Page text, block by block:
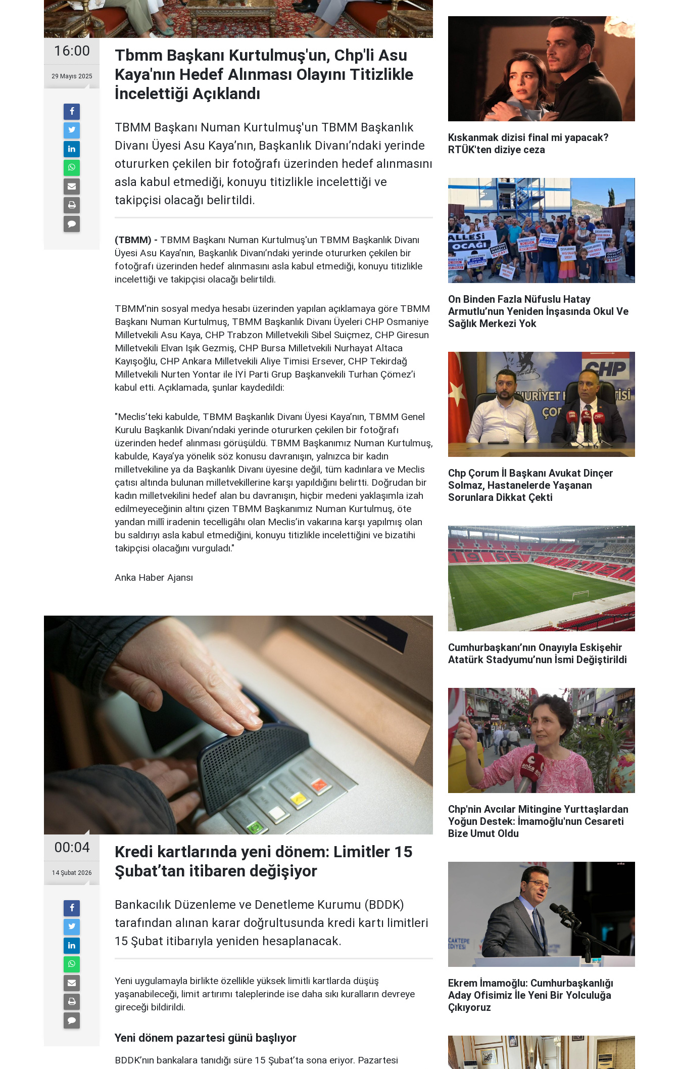
16:00
29 Mayıs 2025
Tbmm Başkanı Kurtulmuş'un, Chp'li Asu
Kaya'nın Hedef Alınması Olayını Titizlikle
İncelettiği Açıklandı
TBMM Başkanı Numan Kurtulmuş'un TBMM Başkanlık
Divanı Üyesi Asu Kaya’nın, Başkanlık Divanı’ndaki yerinde
otururken çekilen bir fotoğrafı üzerinden hedef alınmasını
asla kabul etmediği, konuyu titizlikle incelettiği ve
takipçisi olacağı belirtildi.
(TBMM) - TBMM Başkanı Numan Kurtulmuş'un TBMM Başkanlık Divanı
Üyesi Asu Kaya’nın, Başkanlık Divanı’ndaki yerinde otururken çekilen bir
fotoğrafı üzerinden hedef alınmasını asla kabul etmediği, konuyu titizlikle
incelettiği ve takipçisi olacağı belirtildi.
TBMM'nin sosyal medya hesabı üzerinden yapılan açıklamaya göre TBMM
Başkanı Numan Kurtulmuş, TBMM Başkanlık Divanı Üyeleri CHP Osmaniye
Milletvekili Asu Kaya, CHP Trabzon Milletvekili Sibel Suiçmez, CHP Giresun
Milletvekili Elvan Işık Gezmiş, CHP Bursa Milletvekili Nurhayat Altaca
Kayışoğlu, CHP Ankara Milletvekili Aliye Timisi Ersever, CHP Tekirdağ
Milletvekili Nurten Yontar ile İYİ Parti Grup Başkanvekili Turhan Çömez’i
kabul etti. Açıklamada, şunlar kaydedildi:
"Meclis’teki kabulde, TBMM Başkanlık Divanı Üyesi Kaya’nın, TBMM Genel
Kurulu Başkanlık Divanı’ndaki yerinde otururken çekilen bir fotoğrafı
üzerinden hedef alınması görüşüldü. TBMM Başkanımız Numan Kurtulmuş,
kabulde, Kaya’ya yönelik söz konusu davranışın, yalnızca bir kadın
milletvekiline ya da Başkanlık Divanı üyesine değil, tüm kadınlara ve Meclis
çatısı altında bulunan milletvekillerine karşı yapıldığını belirtti. Doğrudan bir
kadın milletvekilini hedef alan bu davranışın, hiçbir medeni yaklaşımla izah
edilmeyeceğinin altını çizen TBMM Başkanımız Numan Kurtulmuş, öte
yandan millî iradenin tecelligâhı olan Meclis’in vakarına karşı yapılmış olan
bu saldırıyı asla kabul etmediğini, konuyu titizlikle incelettiğini ve bizatihi
takipçisi olacağını vurguladı."
Anka Haber Ajansı
00:04
14 Şubat 2026
Kredi kartlarında yeni dönem: Limitler 15
Şubat’tan itibaren değişiyor
Bankacılık Düzenleme ve Denetleme Kurumu (BDDK)
tarafından alınan karar doğrultusunda kredi kartı limitleri
15 Şubat itibarıyla yeniden hesaplanacak.
Yeni uygulamayla birlikte özellikle yüksek limitli kartlarda düşüş
yaşanabileceği, limit artırımı taleplerinde ise daha sıkı kuralların devreye
gireceği bildirildi.
Yeni dönem pazartesi günü başlıyor
BDDK’nın bankalara tanıdığı süre 15 Şubat’ta sona eriyor. Pazartesi
Kıskanmak dizisi final mi yapacak?
RTÜK'ten diziye ceza
On Binden Fazla Nüfuslu Hatay
Armutlu’nun Yeniden İnşasında Okul Ve
Sağlık Merkezi Yok
Chp Çorum İl Başkanı Avukat Dinçer
Solmaz, Hastanelerde Yaşanan
Sorunlara Dikkat Çekti
Cumhurbaşkanı’nın Onayıyla Eskişehir
Atatürk Stadyumu’nun İsmi Değiştirildi
Chp'nin Avcılar Mitingine Yurttaşlardan
Yoğun Destek: İmamoğlu'nun Cesareti
Bize Umut Oldu
Ekrem İmamoğlu: Cumhurbaşkanlığı
Aday Ofisimiz İle Yeni Bir Yolculuğa
Çıkıyoruz